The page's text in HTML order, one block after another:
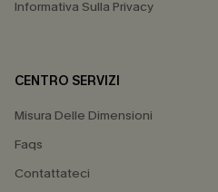
Informativa Sulla Privacy
CENTRO SERVIZI
Misura Delle Dimensioni
Faqs
Contattateci